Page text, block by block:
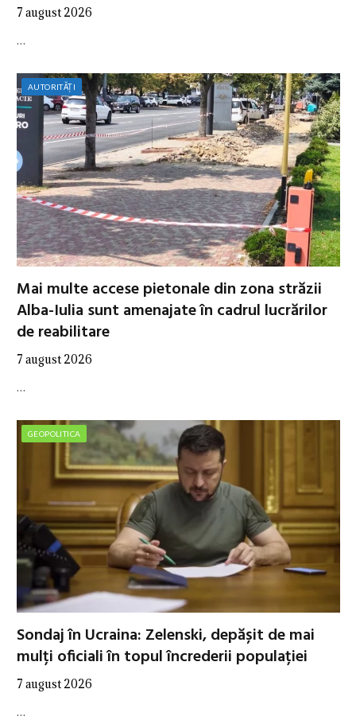
7 august 2026
…
AUTORITĂȚI
Mai multe accese pietonale din zona străzii
Alba-Iulia sunt amenajate în cadrul lucrărilor
de reabilitare
7 august 2026
…
GEOPOLITICA
Sondaj în Ucraina: Zelenski, depășit de mai
mulți oficiali în topul încrederii populației
7 august 2026
…